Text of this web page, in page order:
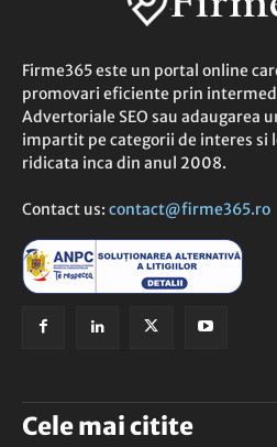
Firme365 este un portal online
promovari eficiente prin
Advertoriale SEO sau adaugarea
impartit pe categorii de interes si
ridicata inca din anul 2008.
Contact us: contact@firme365.ro
Cele mai citite